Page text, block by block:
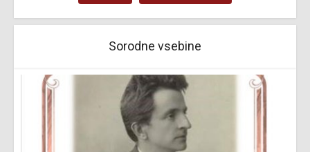
Sorodne vsebine